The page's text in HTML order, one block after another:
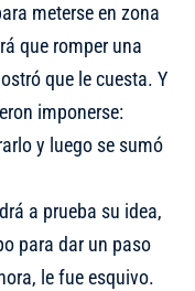
meterse en zona
que romper una
que le cuesta. Y
imponerse:
y luego se sumó
a prueba su idea,
para dar un paso
le fue esquivo.